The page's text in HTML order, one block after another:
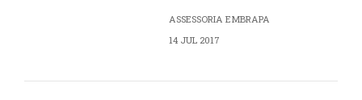
ASSESSORIA EMBRAPA
14 JUL 2017